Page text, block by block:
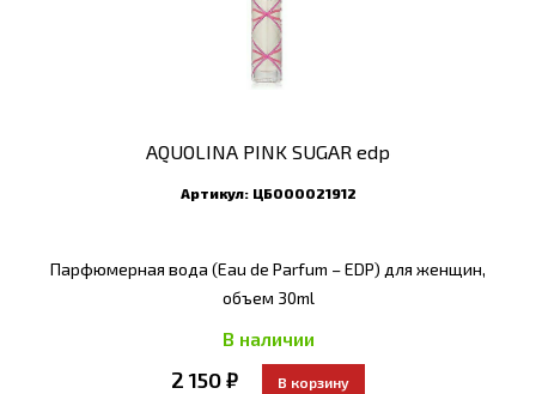
AQUOLINA PINK SUGAR edp
Артикул: ЦБ000021912
Парфюмерная вода (Eau de Parfum – EDP) для женщин,
объем 30ml
В наличии
2 150 ₽